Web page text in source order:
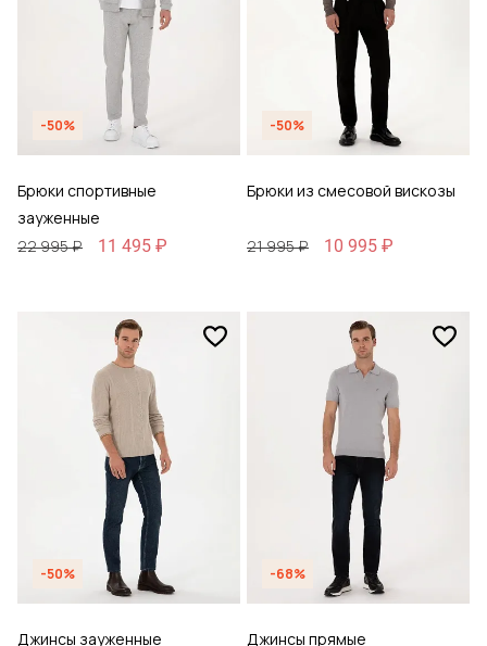
-50%
Брюки спортивные
зауженные
22 995 ₽
11 495 ₽
-50%
Брюки из смесовой вискозы
21 995 ₽ 10 995 ₽
-50%
Джинсы зауженные
-68%
Джинсы прямые